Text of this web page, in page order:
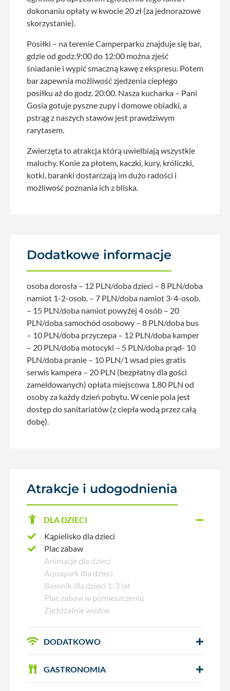
dokonaniu opłaty w kwocie 20 zł (za jednorazowe
skorzystanie).
Posiłki – na terenie Camperparku znajduje się bar,
gdzie od godz.9:00 do 12:00 można zjeść
śniadanie i wypić smaczną kawę z ekspresu. Potem
bar zapewnia możliwość zjedzenia ciepłego
posiłku aż do godz. 20:00. Nasza kucharka – Pani
Gosia gotuje pyszne zupy i domowe obiadki, a
pstrąg z naszych stawów jest prawdziwym
rarytasem.
Zwierzęta to atrakcja którą uwielbiają wszystkie
maluchy. Konie za płotem, kaczki, kury, króliczki,
kotki, baranki dostarczają im dużo radości i
możliwość poznania ich z bliska.
Dodatkowe informacje
osoba dorosła – 12 PLN/doba dzieci – 8 PLN/doba
namiot 1-2-osob. – 7 PLN/doba namiot 3-4-osob.
– 15 PLN/doba namiot powyżej 4 osób – 20
PLN/doba samochód osobowy – 8 PLN/doba bus
– 10 PLN/doba przyczepa – 12 PLN/doba kamper
– 20 PLN/doba motocykl – 5 PLN/doba prąd- 10
PLN/doba pranie – 10 PLN/1 wsad pies gratis
serwis kampera – 20 PLN (bezpłatny dla gości
zameldowanych) opłata miejscowa 1,80 PLN od
osoby za każdy dzień pobytu. W cenie pola jest
dostęp do sanitariatów (z ciepła wodą przez całą
dobę).
Atrakcje i udogodnienia
DLA DZIECI
Kąpielisko dla dzieci
Plac zabaw
Animacje dla dzieci
Aquapark dla dzieci
Basenik dla dzieci 1-3 lat
Plac zabaw w pomieszczeniu
Zjeżdżalnie wodne
DODATKOWO
GASTRONOMIA